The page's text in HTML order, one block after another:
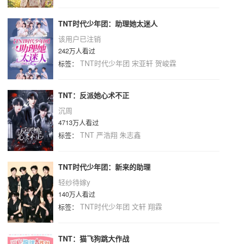
TNT时代少年团：助理她太迷人
该用户已注销
242万人看过
标签： TNT时代少年团 宋亚轩 贺峻霖
TNT：反派她心术不正
沉周
4713万人看过
标签： TNT 严浩翔 朱志鑫
TNT时代少年团：新来的助理
轻纱待嫁y
140万人看过
标签： TNT时代少年团 文轩 翔霖
TNT：猫飞狗跳大作战